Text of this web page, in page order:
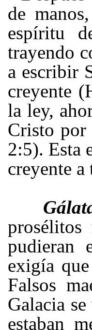
de
espíritu
trayendo
a escribir
creyente
la ley,
Cristo por
2:5). Esta
creyente
prosélitos
pudieran
exigía
Falsos
Galacia
estaban